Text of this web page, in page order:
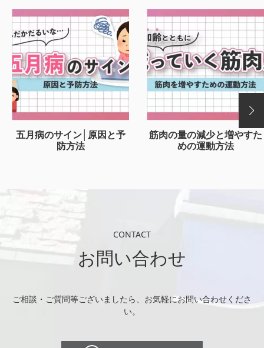
五月病のサイン│原因と予
防方法
筋肉の量の減少と増やすた
めの運動方法
CONTACT
お問い合わせ
ご相談・ご質問等ございましたら、お気軽にお問い合わせくださ
い。